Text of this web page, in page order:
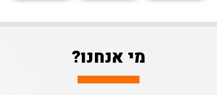
מי אנחנו?